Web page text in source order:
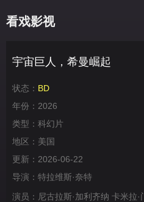
看戏影视
宇宙巨人，希曼崛起
状态： BD
年份： 2026
类型： 科幻片
地区： 美国
更新： 2026-06-22
导演： 特拉维斯·奈特
演员： 尼古拉斯·加利齐纳 卡米拉·